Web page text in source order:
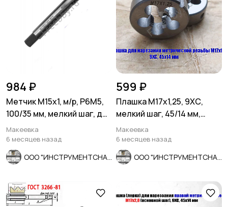
984 ₽
Метчик М15х1, м/р, Р6М5,
100/35 мм, мелкий шаг, для
скв и глух резьбы.
Макеевка
6 месяцев назад
599 ₽
Плашка М17х1,25, 9ХС,
мелкий шаг, 45/14 мм,
ГОСТ 7740-71.
Макеевка
6 месяцев назад